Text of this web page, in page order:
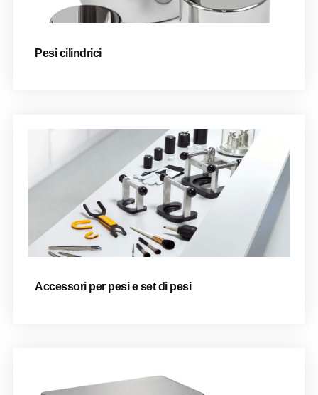
Pesi cilindrici
Accessori per pesi e set di pesi